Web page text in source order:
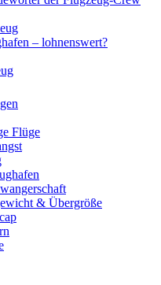
– lohnenswert?
Flüge
& Übergröße